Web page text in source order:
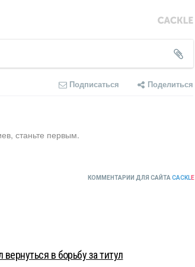
Подписаться Поделиться
станьте первым.
КОММЕНТАРИИ ДЛЯ САЙТА CACKLE
в борьбу за титул